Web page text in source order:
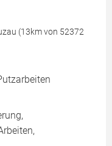
(13km von 52372